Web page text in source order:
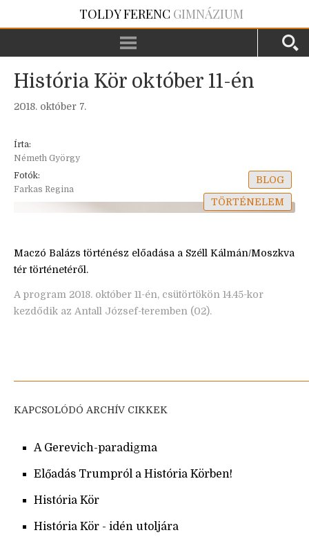
TOLDY FERENC GIMNÁZIUM
História Kör október 11-én
2018. október 7.
Írta:
Németh György
Fotók:
Farkas Regina
BLOG
TÖRTÉNELEM
Maczó Balázs történész előadása a Széll Kálmán/Moszkva
tér történetéről.
A program 2018. október 11-én, csütörtökön 14.45-kor
kezdődik az Antall József-teremben (02).
KAPCSOLÓDÓ ARCHÍV CIKKEK
A Gerevich-paradigma
Előadás Trumpról a História Körben!
História Kör
História Kör - idén utoljára